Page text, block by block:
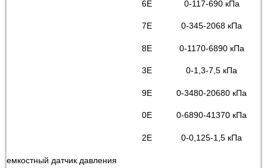
емкостный датчик давления
6E 0-117-690 кПа
7E 0-345-2068 кПа
8E 0-1170-6890 кПа
3E 0-1,3-7,5 кПа
9E 0-3480-20680 кПа
0E 0-6890-41370 кПа
2E 0-0,125-1,5 кПа